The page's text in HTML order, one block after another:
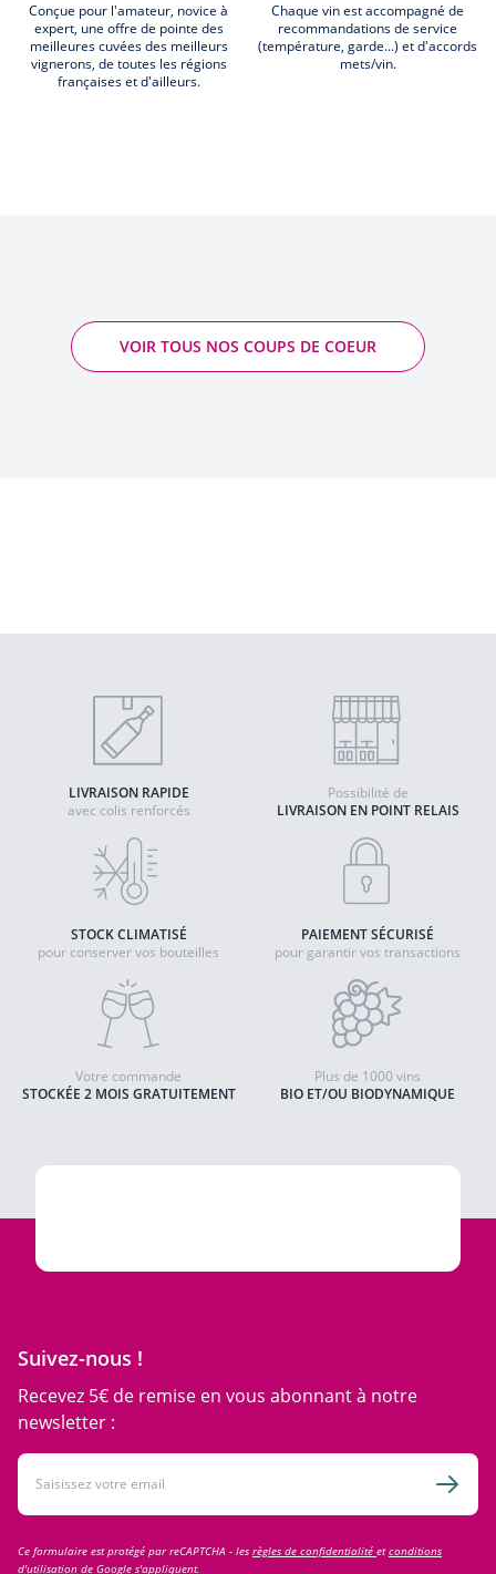
Conçue pour l'amateur, novice à
expert, une offre de pointe des
meilleures cuvées des meilleurs
vignerons, de toutes les régions
françaises et d'ailleurs.
Chaque vin est accompagné de
recommandations de service
(température, garde...) et d'accords
mets/vin.
VOIR TOUS NOS COUPS DE COEUR
LIVRAISON RAPIDE
avec colis renforcés
LIVRAISON EN POINT RELAIS
Possibilité de
STOCK CLIMATISÉ
pour conserver vos bouteilles
PAIEMENT SÉCURISÉ
pour garantir vos transactions
STOCKÉE 2 MOIS GRATUITEMENT
Votre commande
BIO ET/OU BIODYNAMIQUE
Plus de 1000 vins
Suivez-nous !
Recevez 5€ de remise en vous abonnant à notre
newsletter :
Adresse email
Ce formulaire est protégé par reCAPTCHA - les règles de confidentialité etconditions
d'utilisation de Google s'appliquent.